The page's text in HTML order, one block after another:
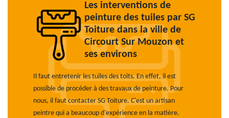
Les interventions de
peinture des tuiles par SG
Toiture dans la ville de
Circourt Sur Mouzon et
ses environs
Il faut entretenir les tuiles des toits. En effet, il est
possible de procéder à des travaux de peinture. Pour
nous, il faut contacter SG Toiture. C'est un artisan
peintre qui a beaucoup d'expérience en la matière.